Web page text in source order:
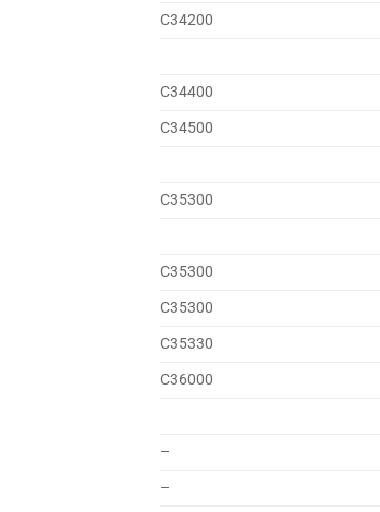
C34200
C34400
C34500
C35300
C35300
C35300
C35330
C36000
–
–